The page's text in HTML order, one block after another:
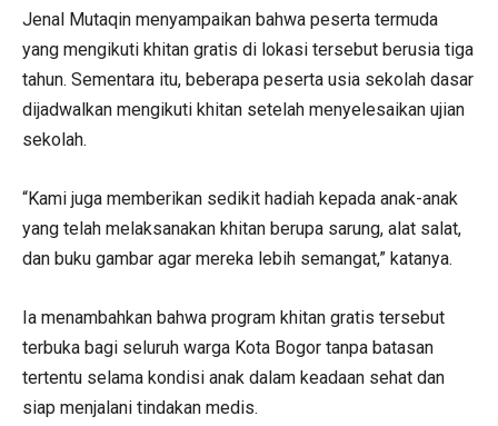
Jenal Mutaqin menyampaikan bahwa peserta termuda
yang mengikuti khitan gratis di lokasi tersebut berusia tiga
tahun. Sementara itu, beberapa peserta usia sekolah dasar
dijadwalkan mengikuti khitan setelah menyelesaikan ujian
sekolah.
“Kami juga memberikan sedikit hadiah kepada anak-anak
yang telah melaksanakan khitan berupa sarung, alat salat,
dan buku gambar agar mereka lebih semangat,” katanya.
Ia menambahkan bahwa program khitan gratis tersebut
terbuka bagi seluruh warga Kota Bogor tanpa batasan
tertentu selama kondisi anak dalam keadaan sehat dan
siap menjalani tindakan medis.